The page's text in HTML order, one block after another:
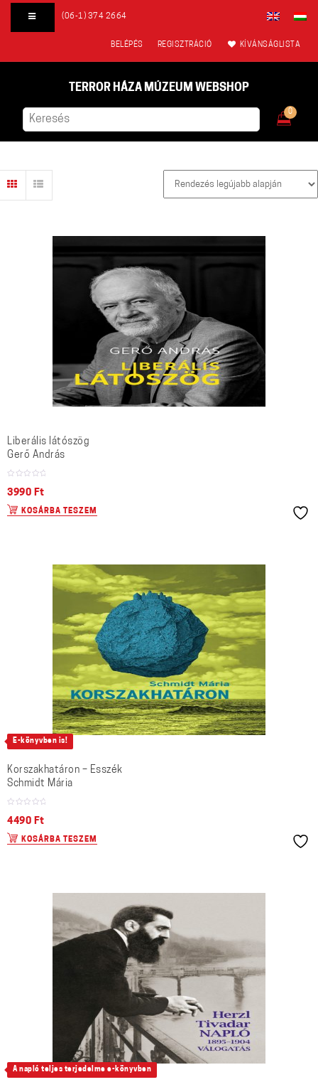
(06-1) 374 2664
BELÉPÉS REGISZTRÁCIÓ KÍVÁNSÁGLISTA
TERROR HÁZA MÚZEUM WEBSHOP
0
Liberális látószög
Gerő András
3990 Ft
KOSÁRBA TESZEM
E-könyvben is!
Korszakhatáron – Esszék
Schmidt Mária
4490 Ft
KOSÁRBA TESZEM
A napló teljes terjedelme e-könyvben